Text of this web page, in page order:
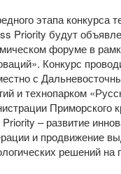
этапа конкурса
Priority будут
форуме в
Конкурс
с
и технопарком
Приморского
– развитие
и продвижение
решений на